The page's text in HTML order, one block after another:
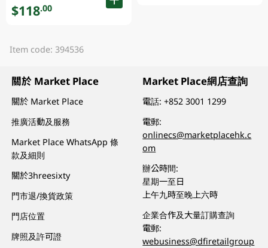
$118.00
Item code: 394536
關於 Market Place
關於 Market Place
推廣活動及服務
Market Place WhatsApp 條
款及細則
關於3hreesixty
門市退/換貨政策
門店位置
牌照及許可證
Market Place網店查詢
電話:+852 3001 1299
電郵:
onlinecs@marketplacehk.c
om
辦公時間:
星期一至日
上午九時至晚上六時
企業合作及大量訂購查詢
電郵:
webusiness@dfiretailgroup